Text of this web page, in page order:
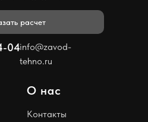
04info@zavod-
tehno.ru
расчет
О нас
Контакты